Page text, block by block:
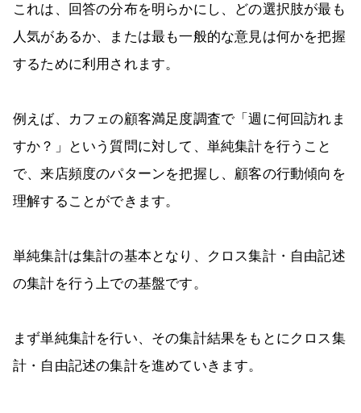
これは、回答の分布を明らかにし、どの選択肢が最も
人気があるか、または最も一般的な意見は何かを把握
するために利用されます。
例えば、カフェの顧客満足度調査で「週に何回訪れま
すか？」という質問に対して、単純集計を行うこと
で、来店頻度のパターンを把握し、顧客の行動傾向を
理解することができます。
単純集計は集計の基本となり、クロス集計・自由記述
の集計を行う上での基盤です。
まず単純集計を行い、その集計結果をもとにクロス集
計・自由記述の集計を進めていきます。